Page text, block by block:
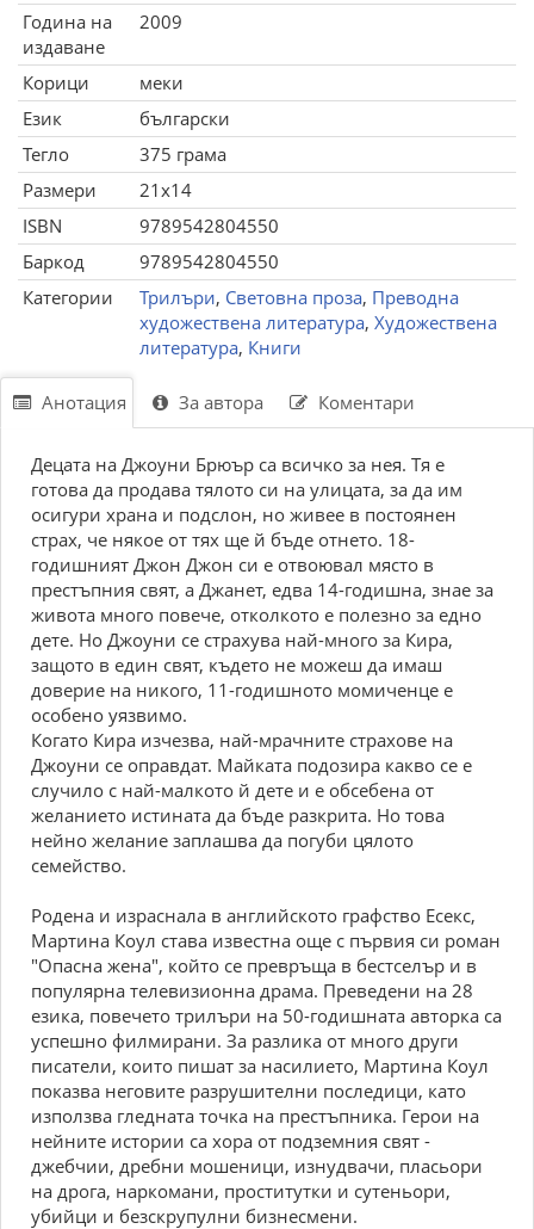
Година на
издаване
2009
Корици
меки
Език
български
Тегло
375 грама
Размери
21x14
ISBN
9789542804550
Баркод
9789542804550
Категории
Трилъри, Световна проза, Преводна
художествена литература, Художествена
литература, Книги
Анотация За автора Коментари
Децата на Джоуни Брюър са всичко за нея. Тя е
готова да продава тялото си на улицата, за да им
осигури храна и подслон, но живее в постоянен
страх, че някое от тях ще й бъде отнето. 18-
годишният Джон Джон си е отвоювал място в
престъпния свят, а Джанет, едва 14-годишна, знае за
живота много повече, отколкото е полезно за едно
дете. Но Джоуни се страхува най-много за Кира,
защото в един свят, където не можеш да имаш
доверие на никого, 11-годишното момиченце е
особено уязвимо.
Когато Кира изчезва, най-мрачните страхове на
Джоуни се оправдат. Майката подозира какво се е
случило с най-малкото й дете и е обсебена от
желанието истината да бъде разкрита. Но това
нейно желание заплашва да погуби цялото
семейство.
Родена и израснала в английското графство Есекс,
Мартина Коул става известна още с първия си роман
"Опасна жена", който се превръща в бестселър и в
популярна телевизионна драма. Преведени на 28
езика, повечето трилъри на 50-годишната авторка са
успешно филмирани. За разлика от много други
писатели, които пишат за насилието, Мартина Коул
показва неговите разрушителни последици, като
използва гледната точка на престъпника. Герои на
нейните истории са хора от подземния свят -
джебчии, дребни мошеници, изнудвачи, пласьори
на дрога, наркомани, проститутки и сутеньори,
убийци и безскрупулни бизнесмени.